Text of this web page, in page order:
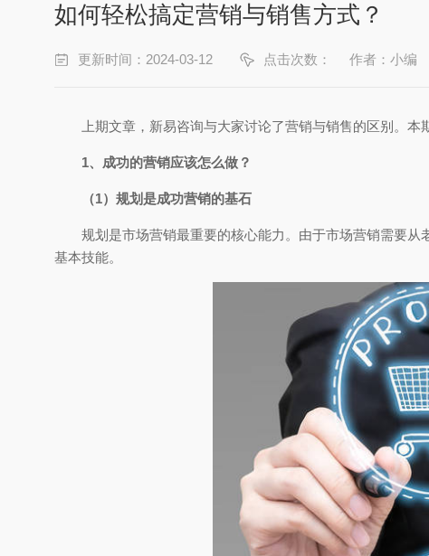
如何轻松搞定营销与销售方式？
更新时间：2024-03-12 点击次数： 作者：小编
上期文章，新易咨询与大家讨论了营销与销售的区别。
1、成功的营销应该怎么做？
（1）规划是成功营销的基石
规划是市场营销最重要的核心能力。由于市场营销需要
基本技能。